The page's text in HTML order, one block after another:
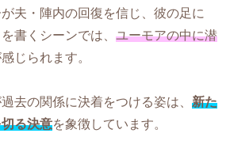
夫・陣内の回復を信じ、彼の足に
書くシーンでは、 ユーモアの中に潜
じられます。
去の関係に決着をつける姿は、 新た
る決意を象徴しています。